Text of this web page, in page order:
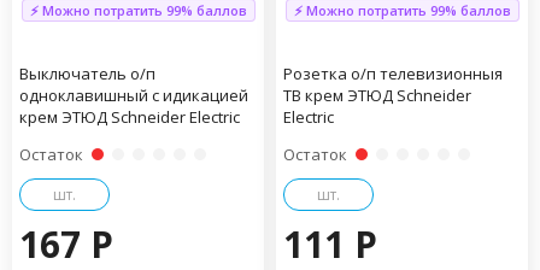
⚡ Можно потратить 99% баллов
Выключатель о/п
одноклавишный с идикацией
крем ЭТЮД Schneider Electric
Остаток
шт.
167 P
⚡ Можно потратить 99% баллов
Розетка о/п телевизионныя
TВ крем ЭТЮД Schneider
Electric
Остаток
шт.
111 P